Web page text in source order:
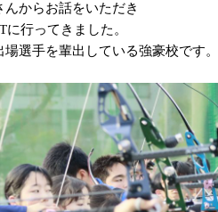
からお話をいただき
行ってきました。
選手を輩出している強豪校です。